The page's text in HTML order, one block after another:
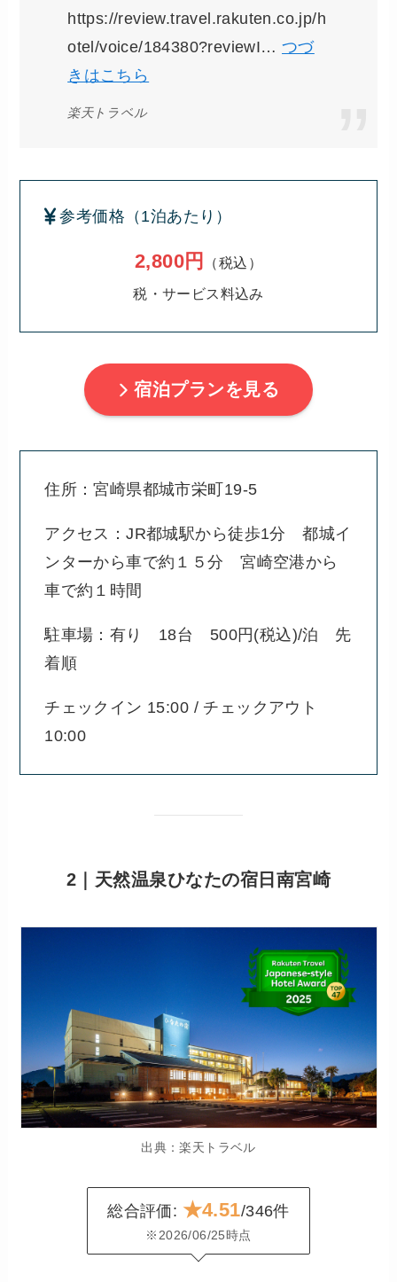
https://review.travel.rakuten.co.jp/h
otel/voice/184380?reviewI…つづ
きはこちら
楽天トラベル
参考価格（1泊あたり）
2,800円
（税込）
税・サービス料込み
宿泊プランを見る
住所：宮崎県都城市栄町19-5
アクセス：JR都城駅から徒歩1分 都城イ
ンターから車で約１５分 宮崎空港から
車で約１時間
駐車場：有り 18台 500円(税込)/泊 先
着順
チェックイン 15:00 / チェックアウト
10:00
2｜天然温泉ひなたの宿日南宮崎
出典：楽天トラベル
総合評価: ★4.51/346件
※2026/06/25時点